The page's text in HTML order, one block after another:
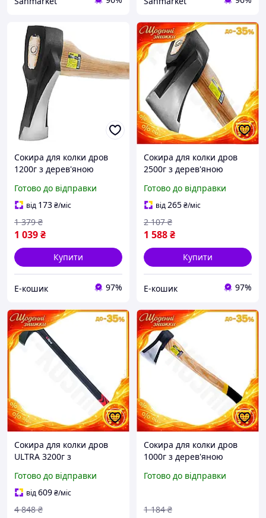
Сокира для колки дров
1200г з дерев'яною
(4322341) інструмент для
рубки деревини. EK-77
Готово до відправки
від 173₴/міс
1 039₴
1 379 ₴
Купити
Е-кошик 97%
Сокира для колки дров
2500г з дерев'яною
(4322381) ясен, тартак,
дроворуб, колунок, EK-77
Готово до відправки
від265₴/міс
1 588₴
2 107 ₴
Купити
Е-кошик 97%
Сокира для колки дров
ULTRA 3200г з
965мм потужний
інструмент для колки
дров EK-77
Готово до відправки
від609₴/міс
4 848 ₴
Сокира для колки дров
1000г з дерев'яною
(4322331) інструмент для
Готово до відправки
1 184 ₴